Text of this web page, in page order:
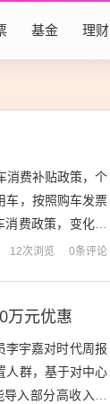
基金 理财
消费补贴政策，个
车，按照购车发票
费政策，变化集
12次浏览 0条评论
万元优惠
李宇嘉对时代周报
人群，基于对中心
入部分高收入人